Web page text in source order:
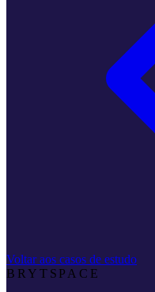
Voltar aos casos de estudo
BRYTSPACE